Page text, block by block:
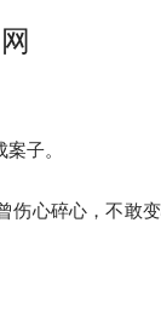
子。
伤心碎心，不敢